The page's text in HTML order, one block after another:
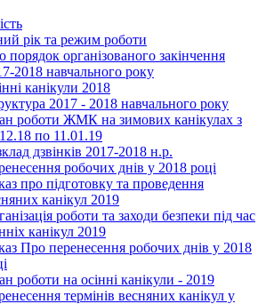
рік та режим роботи
порядок організованого закінчення
2018 навчального року
канікули 2018
2017 - 2018 навчального року
роботи ЖМК на зимових канікулах з
по 11.01.19
дзвінків 2017-2018 н.р.
робочих днів у 2018 році
про підготовку та проведення
канікул 2019
роботи та заходи безпеки під час
канікул 2019
Про перенесення робочих днів у 2018
роботи на осінні канікули - 2019
термінів весняних канікул у